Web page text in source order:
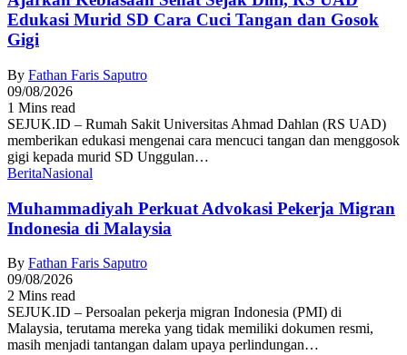
Edukasi Murid SD Cara Cuci Tangan dan Gosok
Gigi
By Fathan Faris Saputro
09/08/2026
1 Mins read
SEJUK.ID – Rumah Sakit Universitas Ahmad Dahlan (RS UAD)
memberikan edukasi mengenai cara mencuci tangan dan menggosok
gigi kepada murid SD Unggulan…
BeritaNasional
Muhammadiyah Perkuat Advokasi Pekerja Migran
Indonesia di Malaysia
By Fathan Faris Saputro
09/08/2026
2 Mins read
SEJUK.ID – Persoalan pekerja migran Indonesia (PMI) di
Malaysia, terutama mereka yang tidak memiliki dokumen resmi,
masih menjadi tantangan dalam upaya perlindungan…